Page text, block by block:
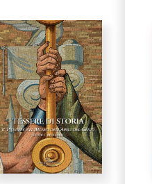
Annalisa,Plattner
Georg,Tiussi Cristiano,
Verzár Monika